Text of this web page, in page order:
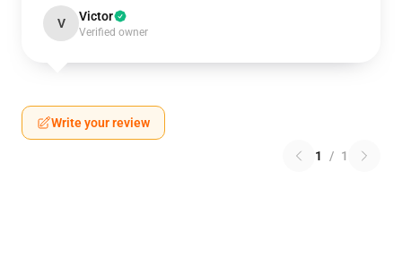
V Victor
Verified owner
Write your review
1 / 1